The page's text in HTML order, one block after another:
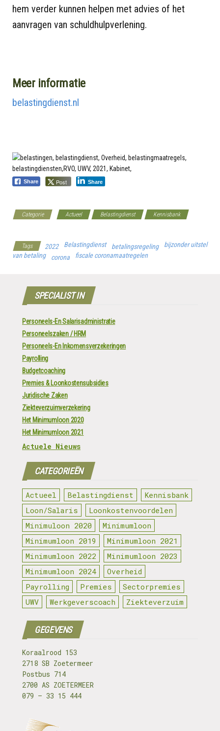
hem verder kunnen helpen met advies of het
aanvragen van schuldhulpverlening.
Meer informatie
belastingdienst.nl
Share Post Share
Categorie Actueel Belastingdienst
Kennisbank
Tags 2022 Belastingdienst betalingsregeling
bijzonder uitstel
van betaling
corona fiscale coronamaatregelen
SPECIALIST IN
Personeels-En Salarisadministratie
Personeelszaken / HRM
Personeels-En Inkomensverzekeringen
Payrolling
Budgetcoaching
Premies & Loonkostensubsidies
Juridische Zaken
Ziekteverzuimverzekering
Het Minimumloon 2020
Het Minimumloon 2021
Actuele Nieuws
CATEGORIEËN
Actueel Belastingdienst
Kennisbank
Loon/Salaris
Loonkostenvoordelen
Minimuloon 2020
Minimumloon
Minimumloon 2019
Minimumloon 2021
Minimumloon 2022
Minimumloon 2023
Minimumloon 2024
Overheid
Payrolling
Premies
Sectorpremies
UWV
Werkgeverscoach Ziekteverzuim
GEGEVENS
Koraalrood 153
2718 SB Zoetermeer
Postbus 714
2700 AS ZOETERMEER
079 – 33 15 444